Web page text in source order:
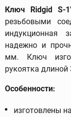
Ключ Ridgid S-
резьбовыми
индукционная
надежно и
мм. Ключ
рукоятка
Особенности:
изготовлены